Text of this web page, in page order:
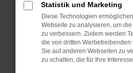
Betriebssystem auf dem
sind.
Veraltete Software birgt
Sicherheitsrisiko, sondern
führen, dass bestimmte
unterstützt werden.
Statistik und Marketing
Diese Technologien
Webseite zu analysieren, um
zu verbessern. Zudem werden
die von dritten
Sie auf anderen Webseiten zu
zu schalten, die für Ihre